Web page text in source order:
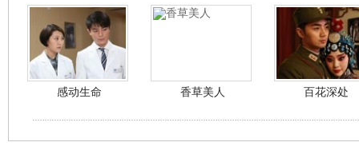
感动生命 香草美人 百花深处